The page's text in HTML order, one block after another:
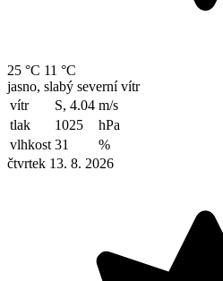
25 °C 11 °C
jasno, slabý severní vítr
vítr
S, 4.04 m/s
tlak
1025
hPa
vlhkost 31
%
čtvrtek 13. 8. 2026